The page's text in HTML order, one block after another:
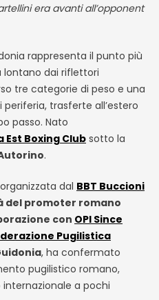
era avanti all’opponent
rappresenta il punto più
lontano dai riflettori
tre categorie di peso e una
trasferte all’estero
passo. Nato
Est Boxing Club sotto la
.
organizzata dal BBT Buccioni
del promoter romano
con OPI Since
Pugilistica
, ha confermato
pugilistico romano,
a pochi